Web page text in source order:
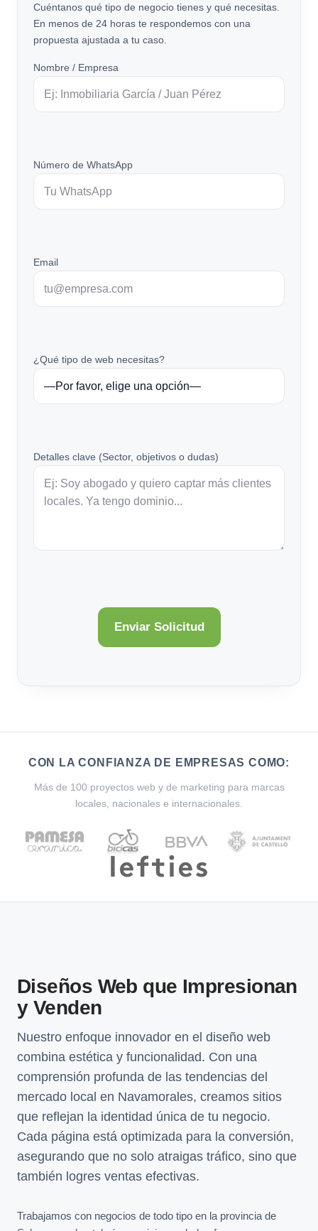
Cuéntanos qué tipo de negocio tienes y qué necesitas.
En menos de 24 horas te respondemos con una
propuesta ajustada a tu caso.
Nombre / Empresa
Número de WhatsApp
Email
¿Qué tipo de web necesitas?
Detalles clave (Sector, objetivos o dudas)
CON LA CONFIANZA DE EMPRESAS COMO:
Más de 100 proyectos web y de marketing para marcas
locales, nacionales e internacionales.
Diseños Web que Impresionan
y Venden
Nuestro enfoque innovador en el diseño web
combina estética y funcionalidad. Con una
comprensión profunda de las tendencias del
mercado local en Navamorales, creamos sitios
que reflejan la identidad única de tu negocio.
Cada página está optimizada para la conversión,
asegurando que no solo atraigas tráfico, sino que
también logres ventas efectivas.
Trabajamos con negocios de todo tipo en la provincia de